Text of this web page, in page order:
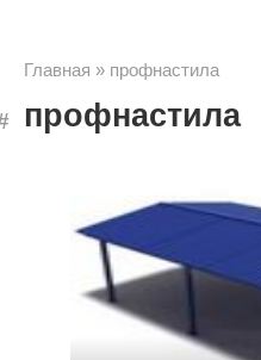
Главная » профнастила
профнастила